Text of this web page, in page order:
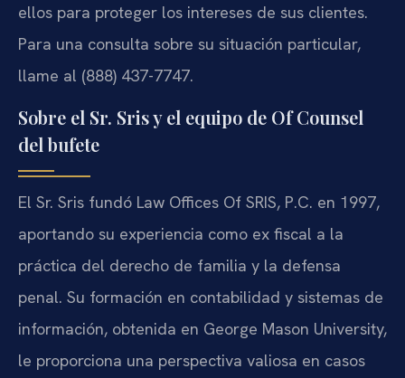
ellos para proteger los intereses de sus clientes.
Para una consulta sobre su situación particular,
llame al (888) 437-7747.
Sobre el Sr. Sris y el equipo de Of Counsel
del bufete
El Sr. Sris fundó Law Offices Of SRIS, P.C. en 1997,
aportando su experiencia como ex fiscal a la
práctica del derecho de familia y la defensa
penal. Su formación en contabilidad y sistemas de
información, obtenida en George Mason University,
le proporciona una perspectiva valiosa en casos